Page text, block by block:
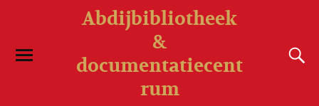
Abdijbibliotheek
&
documentatiecent
rum